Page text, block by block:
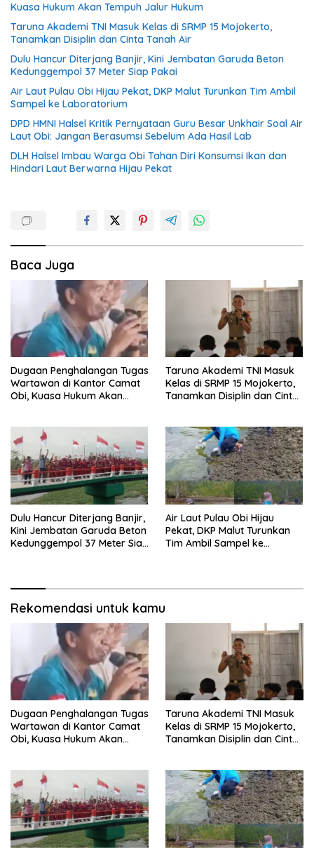
Kuasa Hukum Akan Tempuh Jalur Hukum
Taruna Akademi TNI Masuk Kelas di SRMP 15 Mojokerto,
Tanamkan Disiplin dan Cinta Tanah Air
Dulu Hancur Diterjang Banjir, Kini Jembatan Garuda Beton
Kedunggempol 37 Meter Siap Pakai
Air Laut Pulau Obi Hijau Pekat, DKP Malut Turunkan Tim Ambil
Sampel ke Laboratorium
DPD HMNI Halsel Kritik Pernyataan Guru Besar Unkhair Soal Air
Laut Obi: Jangan Berasumsi Sebelum Ada Hasil Lab
DLH Halsel Imbau Warga Obi Tahan Diri Konsumsi Ikan dan
Hindari Laut Berwarna Hijau Pekat
Baca Juga
Dugaan Penghalangan Tugas
Wartawan di Kantor Camat
Obi, Kuasa Hukum Akan
Taruna Akademi TNI Masuk
Kelas di SRMP 15 Mojokerto,
Tanamkan Disiplin dan Cinta
Dulu Hancur Diterjang Banjir,
Kini Jembatan Garuda Beton
Kedunggempol 37 Meter Siap
Air Laut Pulau Obi Hijau
Pekat, DKP Malut Turunkan
Tim Ambil Sampel ke
Rekomendasi untuk kamu
Dugaan Penghalangan Tugas
Wartawan di Kantor Camat
Obi, Kuasa Hukum Akan
Taruna Akademi TNI Masuk
Kelas di SRMP 15 Mojokerto,
Tanamkan Disiplin dan Cinta